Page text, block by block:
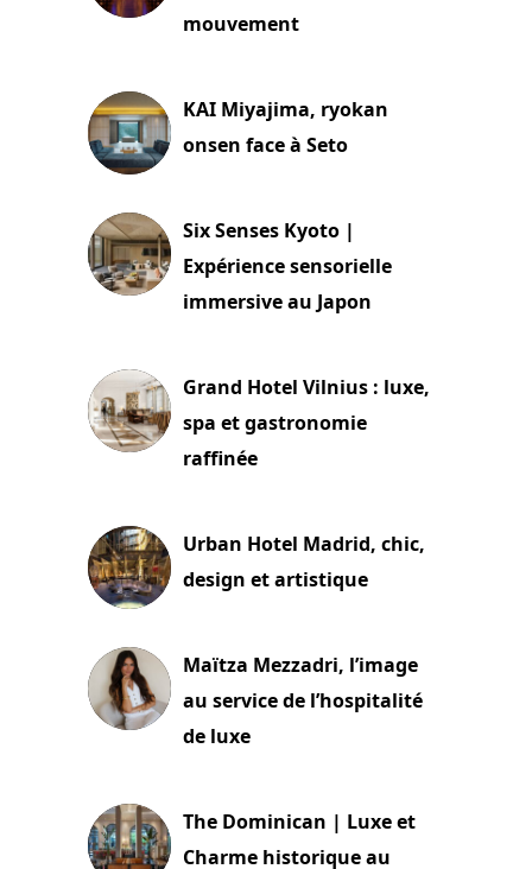
mouvement
KAI Miyajima, ryokan
onsen face à Seto
Six Senses Kyoto |
Expérience sensorielle
immersive au Japon
Grand Hotel Vilnius : luxe,
spa et gastronomie
raffinée
Urban Hotel Madrid, chic,
design et artistique
Maïtza Mezzadri, l’image
au service de l’hospitalité
de luxe
The Dominican | Luxe et
Charme historique au